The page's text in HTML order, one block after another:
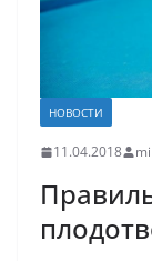
НОВОСТИ
11.04.2018